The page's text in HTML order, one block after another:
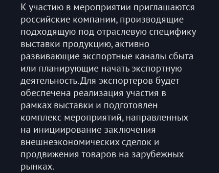
К участию в мероприятии приглашаются
российские компании, производящие
подходящую под отраслевую специфику
выставки продукцию, активно
развивающие экспортные каналы сбыта
или планирующие начать экспортную
деятельность. Для экспортеров будет
обеспечена реализация участия в
рамках выставки и подготовлен
комплекс мероприятий, направленных
на инициирование заключения
внешнеэкономических сделок и
продвижения товаров на зарубежных
рынках.